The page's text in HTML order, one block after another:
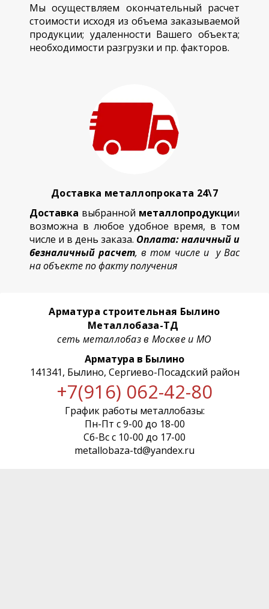
Мы осуществляем окончательный расчет
стоимости исходя из объема заказываемой
продукции; удаленности Вашего объекта;
необходимости разгрузки и пр. факторов.
Доставка металлопроката 24\7
Доставка выбранной металлопродукции
возможна в любое удобное время, в том
числе и в день заказа. Оплата: наличный и
безналичный расчет, в том числе и у Вас
на объекте по факту получения
Арматура строительная Былино
Металлобаза-ТД
сеть металлобаз в Москве и МО
Арматура в Былино
141341, Былино, Сергиево-Посадский район
+7(916) 062-42-80
График работы металлобазы:
Пн-Пт с 9-00 до 18-00
Сб-Вс с 10-00 до 17-00
metallobaza-td@yandex.ru